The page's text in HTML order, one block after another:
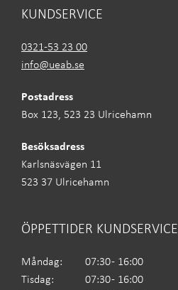
KUNDSERVICE
0321-53 23 00
info@ueab.se
Postadress
Box 123, 523 23 Ulricehamn
Besöksadress
Karlsnäsvägen 11
523 37 Ulricehamn
ÖPPETTIDER KUNDSERVICE
Måndag:
07:30 - 16:00
Tisdag:
07:30 - 16:00